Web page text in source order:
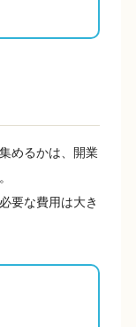
めるかは、開業
要な費用は大き